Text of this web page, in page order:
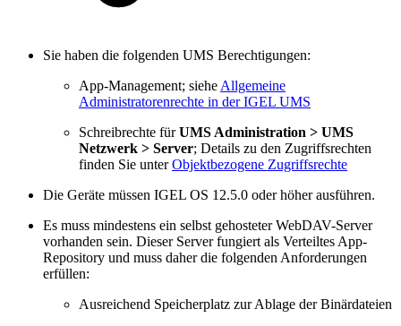
Sie haben die folgenden UMS Berechtigungen:
App-Management; siehe Allgemeine
Administratorenrechte in der IGEL UMS
Schreibrechte fürUMS Administration > UMS
Netzwerk > Server; Details zu den Zugriffsrechten
finden Sie unterObjektbezogene Zugriffsrechte
Die Geräte müssen IGEL OS 12.5.0 oder höher ausführen.
Es muss mindestens ein selbst gehosteter WebDAV-Server
vorhanden sein. Dieser Server fungiert als Verteiltes App-
Repository und muss daher die folgenden Anforderungen
erfüllen:
Ausreichend Speicherplatz zur Ablage der Binärdateien